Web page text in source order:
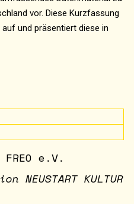
vor. Diese Kurzfassung
und präsentiert diese in
e.V.
KULTUR